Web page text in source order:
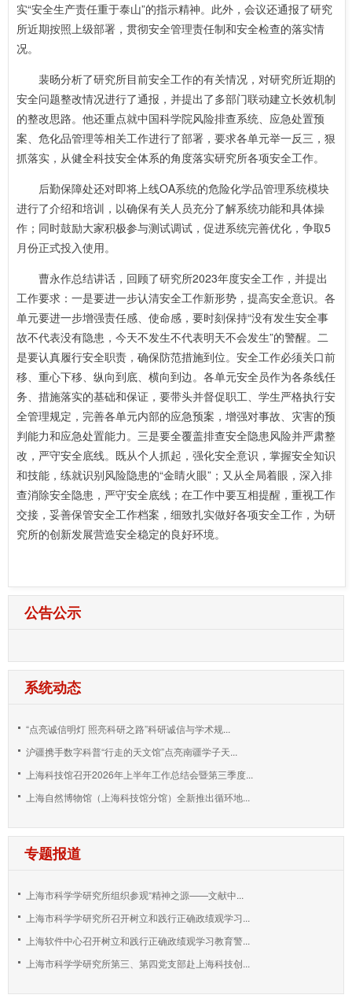
实“安全生产责任重于泰山”的指示精神。此外，会议还通报了研究
所近期按照上级部署，贯彻安全管理责任制和安全检查的落实情
况。
裴旸分析了研究所目前安全工作的有关情况，对研究所近期的
安全问题整改情况进行了通报，并提出了多部门联动建立长效机制
的整改思路。他还重点就中国科学院风险排查系统、应急处置预
案、危化品管理等相关工作进行了部署，要求各单元举一反三，狠
抓落实，从健全科技安全体系的角度落实研究所各项安全工作。
后勤保障处还对即将上线OA系统的危险化学品管理系统模块
进行了介绍和培训，以确保有关人员充分了解系统功能和具体操
作；同时鼓励大家积极参与测试调试，促进系统完善优化，争取5
月份正式投入使用。
曹永作总结讲话，回顾了研究所2023年度安全工作，并提出
工作要求：一是要进一步认清安全工作新形势，提高安全意识。各
单元要进一步增强责任感、使命感，要时刻保持“没有发生安全事
故不代表没有隐患，今天不发生不代表明天不会发生”的警醒。二
是要认真履行安全职责，确保防范措施到位。安全工作必须关口前
移、重心下移、纵向到底、横向到边。各单元安全员作为各条线任
务、措施落实的基础和保证，要带头并督促职工、学生严格执行安
全管理规定，完善各单元内部的应急预案，增强对事故、灾害的预
判能力和应急处置能力。三是要全覆盖排查安全隐患风险并严肃整
改，严守安全底线。既从个人抓起，强化安全意识，掌握安全知识
和技能，练就识别风险隐患的“金睛火眼”；又从全局着眼，深入排
查消除安全隐患，严守安全底线；在工作中要互相提醒，重视工作
交接，妥善保管安全工作档案，细致扎实做好各项安全工作，为研
究所的创新发展营造安全稳定的良好环境。
公告公示
系统动态
“点亮诚信明灯 照亮科研之路”科研诚信与学术规...
沪疆携手数字科普“行走的天文馆”点亮南疆学子天...
上海科技馆召开2026年上半年工作总结会暨第三季度...
上海自然博物馆（上海科技馆分馆）全新推出循环地...
专题报道
上海市科学学研究所组织参观“精神之源——文献中...
上海市科学学研究所召开树立和践行正确政绩观学习...
上海软件中心召开树立和践行正确政绩观学习教育警...
上海市科学学研究所第三、第四党支部赴上海科技创...